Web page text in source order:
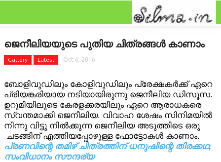
FEATURED
REVIEW
GALLERY
GOSSIPS
ജെനീലിയയുടെ പുതിയ ചിത്രങ്ങള്‍ കാണാം
Gallery Latest Oct 6, 2016
ബോളിവുഡിലും കോളിവുഡിലും പ്രേക്ഷകര്‍ക്ക് ഏറെ
പ്രിയങ്കരിയായ നടിയായിരുന്നു ജെനീലിയ ഡിസൂസ.
ഉറുമിയിലൂടെ കേരളക്കരയിലും ഏറെ ആരാധകരെ
സ്വന്തമാക്കി ജെനീലിയ. വിവാഹ ശേഷം സിനിമയില്‍
നിന്നു വിട്ടു നില്‍ക്കുന്ന ജെനീലിയ അടുത്തിടെ ഒരു
ചടങ്ങിന് എത്തിയപ്പോഴുള്ള ഫോട്ടോകള്‍ കാണാം.
പ്രണവിന്റെ തമിഴ് ചിത്രത്തിന് ധനുഷിന്റെ തിരക്കഥ;
സംവിധാനം സൗന്ദര്യ